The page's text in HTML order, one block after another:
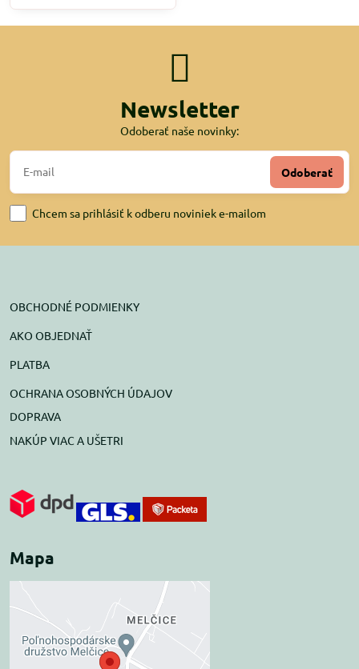
Newsletter
Odoberať naše novinky:
Odoberať
Chcem sa prihlásiť k odberu noviniek e-mailom
OBCHODNÉ PODMIENKY
AKO OBJEDNAŤ
PLATBA
OCHRANA OSOBNÝCH ÚDAJOV
DOPRAVA
NAKÚP VIAC A UŠETRI
Mapa
Externý obsah je
blokovaný Voľbami
súkromia